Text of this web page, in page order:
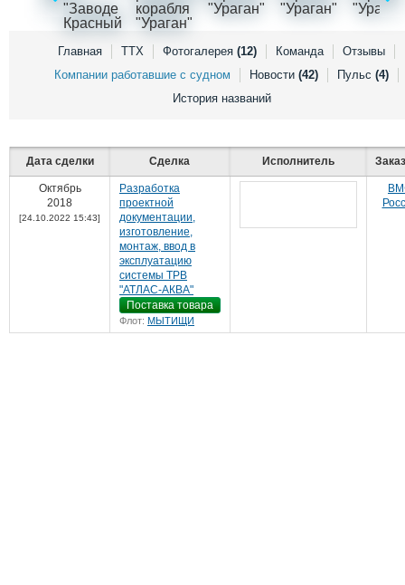
Выставки и семинары
Личности
Словарь
Галерея флота
Отзывы
Все службы
Главная ТТХ Фотогалерея (12) Команда
Отзывы
Компании работавшие с судном
Новости (42) Пульс (4)
История названий
Дата сделки Сделка Исполнитель
Октябрь
2018
[24.10.2022 15:43]
Разработка
проектной
документации,
изготовление,
монтаж, ввод в
эксплуатацию
системы ТРВ
"АТЛАС-АКВА"
Поставка товара
Флот: МЫТИЩИ